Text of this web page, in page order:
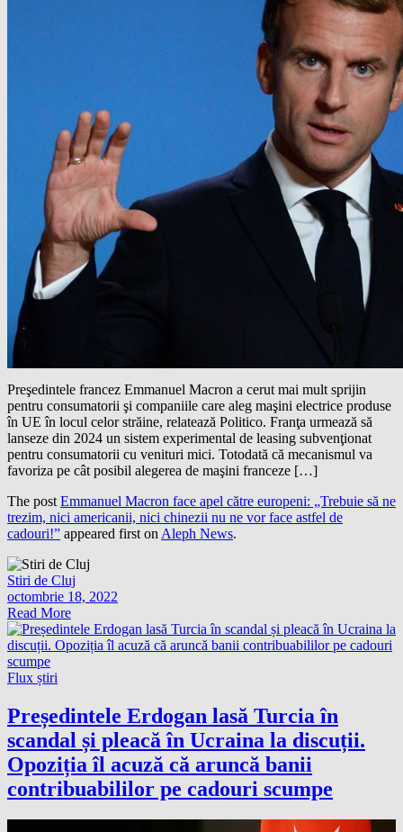
Preşedintele francez Emmanuel Macron a cerut mai mult sprijin
pentru consumatorii şi companiile care aleg maşini electrice produse
în UE în locul celor străine, relatează Politico. Franţa urmează să
lanseze din 2024 un sistem experimental de leasing subvenţionat
pentru consumatorii cu venituri mici. Totodată că mecanismul va
favoriza pe cât posibil alegerea de maşini franceze […]
The post Emmanuel Macron face apel către europeni: „Trebuie să ne
trezim, nici americanii, nici chinezii nu ne vor face astfel de
cadouri!” appeared first on Aleph News.
Stiri de Cluj
octombrie 18, 2022
Read More
Flux știri
Președintele Erdogan lasă Turcia în
scandal și pleacă în Ucraina la discuții.
Opoziția îl acuză că aruncă banii
contribuabililor pe cadouri scumpe